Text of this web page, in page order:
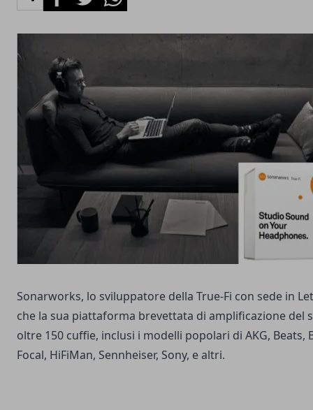
Sonarworks, lo sviluppatore della True-Fi con sede in
che la sua piattaforma brevettata di amplificazione del
oltre 150 cuffie, inclusi i modelli popolari di AKG, Beats,
Focal, HiFiMan, Sennheiser, Sony, e altri.